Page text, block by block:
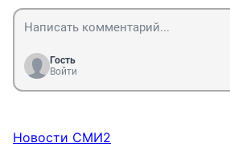
Гость
Войти
Новости СМИ2